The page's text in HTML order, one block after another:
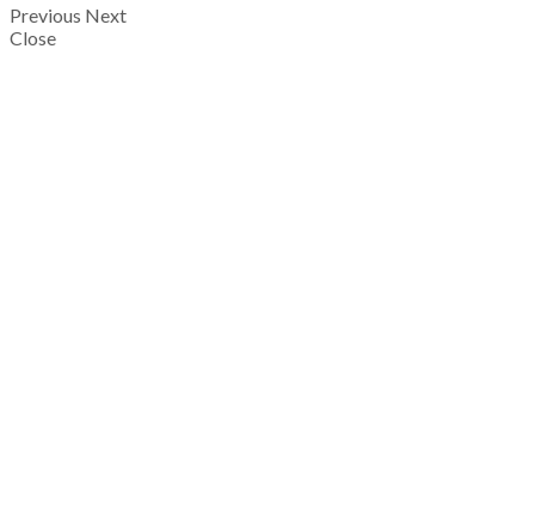
Previous Next
Close